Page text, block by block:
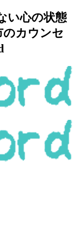
い心の状態
のカウンセ